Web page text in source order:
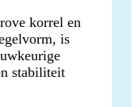
korrel en
is
stabiliteit